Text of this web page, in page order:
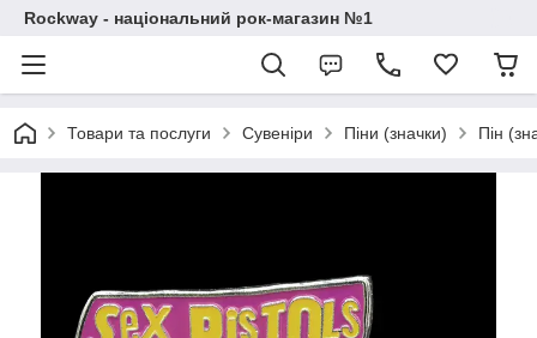
Rockway - національний рок-магазин №1
Товари та послуги Сувеніри Піни (значки) Пін